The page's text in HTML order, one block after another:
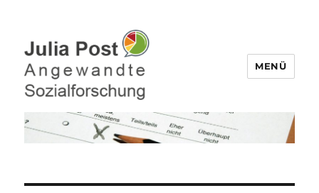
Julia Post – Befragungen,
Datenanalyse
MENÜ